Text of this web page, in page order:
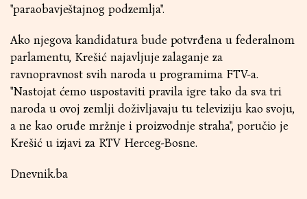
"paraobavještajnog podzemlja".
Ako njegova kandidatura bude potvrđena u federalnom
parlamentu, Krešić najavljuje zalaganje za
ravnopravnost svih naroda u programima FTV-a.
"Nastojat ćemo uspostaviti pravila igre tako da sva tri
naroda u ovoj zemlji doživljavaju tu televiziju kao svoju,
a ne kao oruđe mržnje i proizvodnje straha", poručio je
Krešić u izjavi za RTV Herceg-Bosne.
Dnevnik.ba